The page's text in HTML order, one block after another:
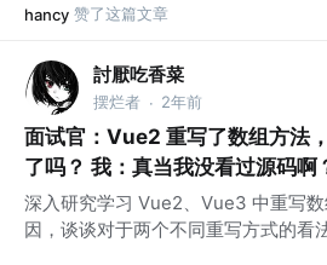
hancy 赞了这篇文章
討厭吃香菜
摆烂者 · 2年前
面试官：Vue2 重写了数组方法
了吗？ 我：真当我没看过源码啊
深入研究学习 Vue2、Vue3 中重写
因，谈谈对于两个不同重写方式的看